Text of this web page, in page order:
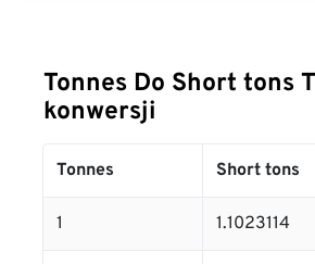
Tonnes Do Short tons
konwersji
Tonnes Short tons
1 1.1023114